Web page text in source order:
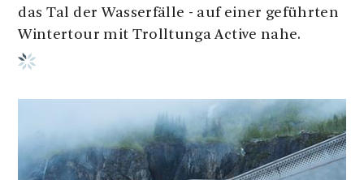
das Tal der Wasserfälle - auf einer geführten
Wintertour mit Trolltunga Active nahe.